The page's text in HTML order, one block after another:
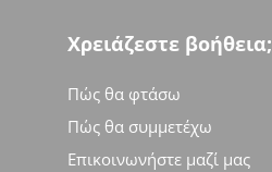
Χρειάζεστε βοήθεια;
Πώς θα φτάσω
Πώς θα συμμετέχω
Επικοινωνήστε μαζί μας